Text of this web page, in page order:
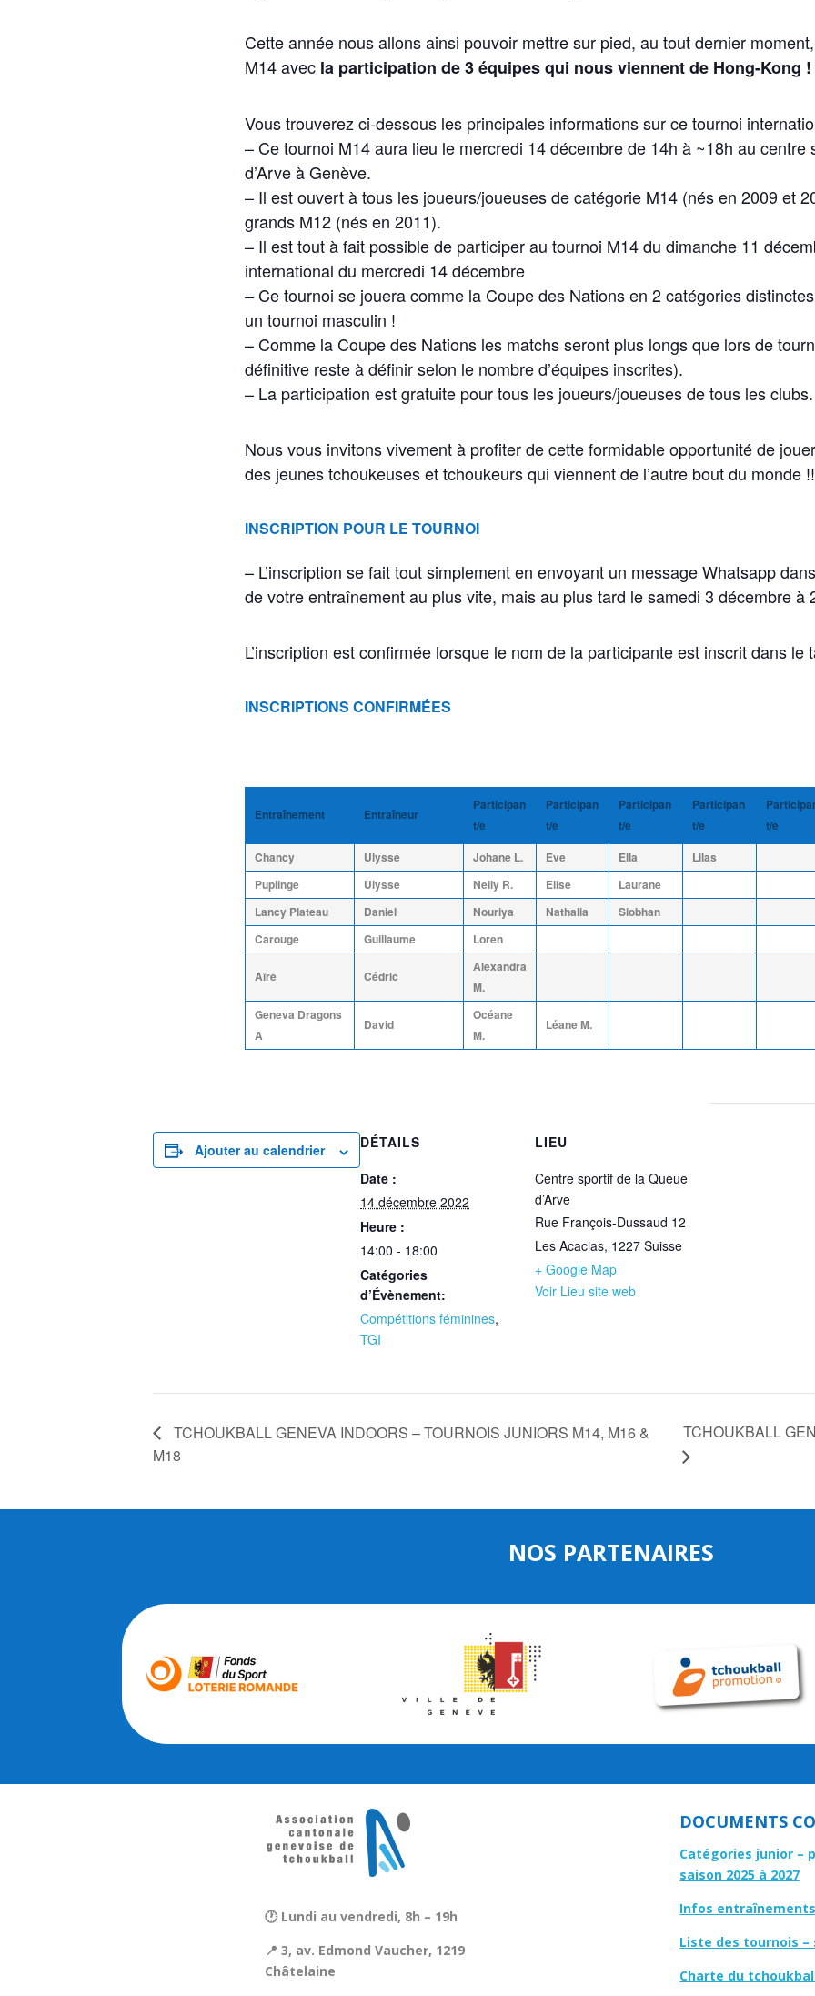
Cette année nous allons ainsi pouvoir mettre sur pied, au tout dernier
M14 avec la participation de 3 équipes qui nous viennent de Hong-Kong !
Vous trouverez ci-dessous les principales informations sur ce tournoi
– Ce tournoi M14 aura lieu le mercredi 14 décembre de 14h à ~18h au centre
d’Arve à Genève.
– Il est ouvert à tous les joueurs/joueuses de catégorie M14 (nés en 2009 et
grands M12 (nés en 2011).
– Il est tout à fait possible de participer au tournoi M14 du dimanche 11
international du mercredi 14 décembre
– Ce tournoi se jouera comme la Coupe des Nations en 2 catégories
un tournoi masculin !
– Comme la Coupe des Nations les matchs seront plus longs que lors de
définitive reste à définir selon le nombre d’équipes inscrites).
– La participation est gratuite pour tous les joueurs/joueuses de tous les clubs.
Nous vous invitons vivement à profiter de cette formidable opportunité de
des jeunes tchoukeuses et tchoukeurs qui viennent de l’autre bout du monde !!
INSCRIPTION POUR LE TOURNOI
– L’inscription se fait tout simplement en envoyant un message Whatsapp
de votre entraînement au plus vite, mais au plus tard le samedi 3 décembre à
L’inscription est confirmée lorsque le nom de la participante est inscrit dans le
INSCRIPTIONS CONFIRMÉES
Entraînement Entraîneur
Participan
t/e
Participan
t/e
Participan
t/e
Participan
t/e
t/e
Chancy
Ulysse Johane L. Eve Ella
Lilas
Puplinge
Ulysse Nelly R. Elise
Laurane
Lancy Plateau
Daniel Nouriya Nathalia
Siobhan
Carouge
Guillaume Loren
Aïre Cédric
Alexandra
M.
Geneva Dragons
A
David
Océane
M.
Léane M.
Ajouter au calendrier
DÉTAILS
Date :
14 décembre 2022
Heure :
14:00 - 18:00
Catégories
d’Évènement:
Compétitions féminines,
TGI
LIEU
Centre sportif de la Queue
d’Arve
Rue François-Dussaud 12
Les Acacias, 1227 Suisse
+ Google Map
Voir Lieu site web
TCHOUKBALL GENEVA INDOORS – TOURNOIS JUNIORS M14, M16 &
M18
TCHOUKBALL
NOS PARTENAIRES
🕐 Lundi au vendredi, 8h – 19h
📍 3, av. Edmond Vaucher, 1219
Châtelaine
DOCUMENTS
Catégories junior –
saison 2025 à 2027
Infos
Liste des tournois –
Charte du